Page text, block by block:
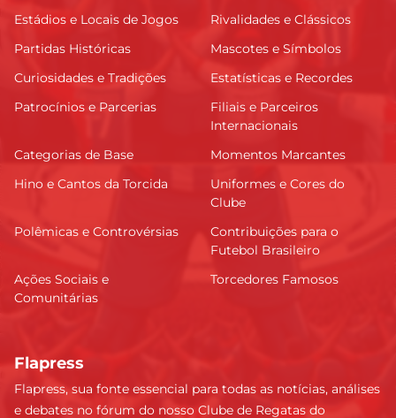
Estádios e Locais de Jogos
Rivalidades e Clássicos
Partidas Históricas
Mascotes e Símbolos
Curiosidades e Tradições
Estatísticas e Recordes
Patrocínios e Parcerias
Filiais e Parceiros
Internacionais
Categorias de Base
Momentos Marcantes
Hino e Cantos da Torcida
Uniformes e Cores do
Clube
Polêmicas e Controvérsias
Contribuições para o
Futebol Brasileiro
Ações Sociais e
Comunitárias
Torcedores Famosos
Flapress
Flapress, sua fonte essencial para todas as notícias, análises
e debates no fórum do nosso Clube de Regatas do